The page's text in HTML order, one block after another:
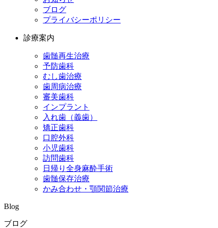
ブログ
プライバシーポリシー
診療案内
歯髄再生治療
予防歯科
むし歯治療
歯周病治療
審美歯科
インプラント
入れ歯（義歯）
矯正歯科
口腔外科
小児歯科
訪問歯科
日帰り全身麻酔手術
歯髄保存治療
かみ合わせ・顎関節治療
Blog
ブログ